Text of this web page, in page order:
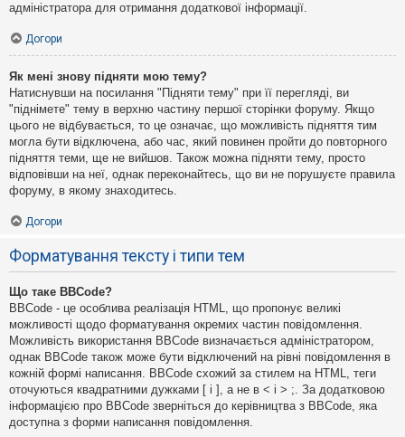
адміністратора для отримання додаткової інформації.
Догори
Як мені знову підняти мою тему?
Натиснувши на посилання "Підняти тему" при її перегляді, ви
"піднімете" тему в верхню частину першої сторінки форуму. Якщо
цього не відбувається, то це означає, що можливість підняття тим
могла бути відключена, або час, який повинен пройти до повторного
підняття теми, ще не вийшов. Також можна підняти тему, просто
відповівши на неї, однак переконайтесь, що ви не порушуєте правила
форуму, в якому знаходитесь.
Догори
Форматування тексту і типи тем
Що таке BBCode?
BBCode - це особлива реалізація HTML, що пропонує великі
можливості щодо форматування окремих частин повідомлення.
Можливість використання BBCode визначається адміністратором,
однак BBCode також може бути відключений на рівні повідомлення в
кожній формі написання. BBCode схожий за стилем на HTML, теги
оточуються квадратними дужками [ і ], а не в < і > ;. За додатковою
інформацією про BBCode зверніться до керівництва з BBCode, яка
доступна з форми написання повідомлення.